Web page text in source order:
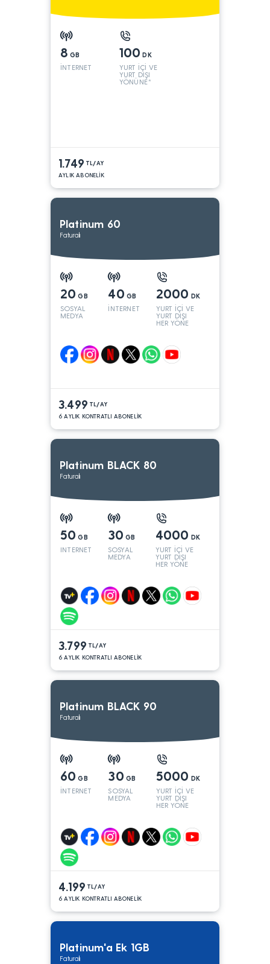
8 GB
İNTERNET
100 DK
YURT İÇİ VE
YURT DIŞI
YÖNÜNE*
1.749 TL/AY
AYLIK ABONELİK
Platinum 60
Faturalı
20 GB
SOSYAL
MEDYA
40 GB
İNTERNET
2000 DK
YURT İÇİ VE
YURT DIŞI
HER YÖNE
3.499 TL/AY
6 AYLIK KONTRATLI ABONELİK
Platinum BLACK 80
Faturalı
50 GB
INTERNET
30 GB
SOSYAL
MEDYA
4000 DK
YURT İÇİ VE
YURT DIŞI
HER YÖNE
3.799 TL/AY
6 AYLIK KONTRATLI ABONELİK
Platinum BLACK 90
Faturalı
60 GB
İNTERNET
30 GB
SOSYAL
MEDYA
5000 DK
YURT İÇİ VE
YURT DIŞI
HER YÖNE
4.199 TL/AY
6 AYLIK KONTRATLI ABONELİK
Platinum'a Ek 1GB
Faturalı